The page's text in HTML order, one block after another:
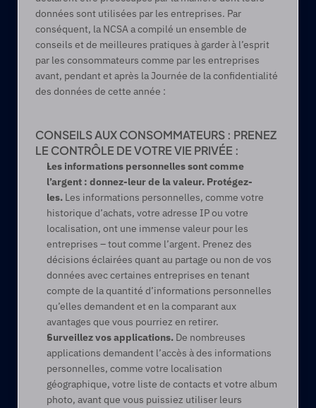
données sont utilisées par les entreprises. Par
conséquent, la NCSA a compilé un ensemble de
conseils et de meilleures pratiques à garder à l’esprit
par les consommateurs comme par les entreprises
avant, pendant et après la Journée de la confidentialité
des données de cette année :
CONSEILS AUX CONSOMMATEURS : PRENEZ
LE CONTRÔLE DE VOTRE VIE PRIVÉE :
Les informations personnelles sont comme
l’argent : donnez-leur de la valeur. Protégez-
les. Les informations personnelles, comme votre
historique d’achats, votre adresse IP ou votre
localisation, ont une immense valeur pour les
entreprises – tout comme l’argent. Prenez des
décisions éclairées quant au partage ou non de vos
données avec certaines entreprises en tenant
compte de la quantité d’informations personnelles
qu’elles demandent et en la comparant aux
avantages que vous pourriez en retirer.
Surveillez vos applications. De nombreuses
applications demandent l’accès à des informations
personnelles, comme votre localisation
géographique, votre liste de contacts et votre album
photo, avant que vous puissiez utiliser leurs